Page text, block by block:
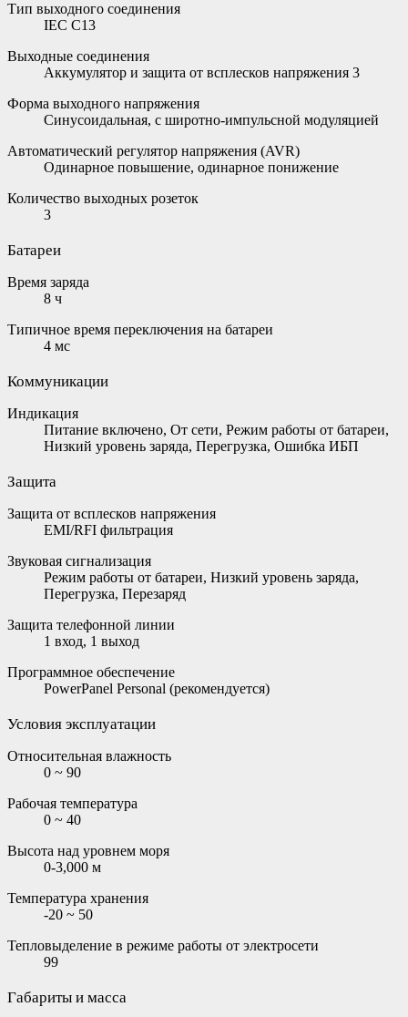
Тип выходного соединения
IEC C13
Выходные соединения
Аккумулятор и защита от всплесков напряжения 3
Форма выходного напряжения
Cинусоидальная, с широтно-импульсной модуляцией
Автоматический регулятор напряжения (AVR)
Одинарное повышение, одинарное понижение
Количество выходных розеток
3
Батареи
Время заряда
8 ч
Типичное время переключения на батареи
4 мс
Коммуникации
Индикация
Питание включено, От сети, Режим работы от батареи,
Низкий уровень заряда, Перегрузка, Ошибка ИБП
Защита
Защита от всплесков напряжения
EMI/RFI фильтрация
Звуковая сигнализация
Режим работы от батареи, Низкий уровень заряда,
Перегрузка, Перезаряд
Защита телефонной линии
1 вход, 1 выход
Программное обеспечение
PowerPanel Personal (рекомендуется)
Условия эксплуатации
Относительная влажность
0 ~ 90
Рабочая температура
0 ~ 40
Высота над уровнем моря
0-3,000 м
Температура хранения
-20 ~ 50
Тепловыделение в режиме работы от электросети
99
Габариты и масса